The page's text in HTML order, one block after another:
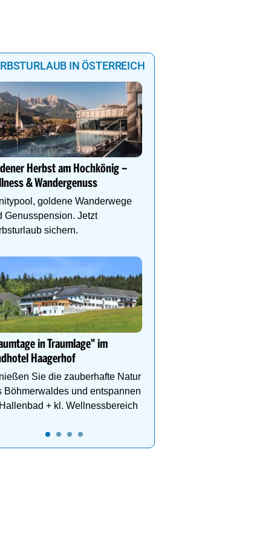
10:00 11:00 12:00 13:00
IN ÖSTERREICH
Herbst am Hochkönig –
& Wandergenuss
goldene Wanderwege
Genusspension. Jetzt
sichern.
in Traumlage" im
Haagerhof
Sie die zauberhafte Natur
Böhmerwaldes und entspannen
+ kl. Wellnessbereich